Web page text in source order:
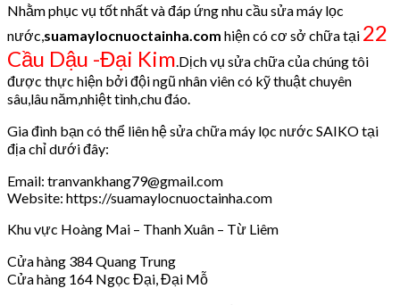
Nhằm phục vụ tốt nhất và đáp ứng nhu cầu sửa máy lọc
nước, suamaylocnuoctainha.com hiện có cơ sở chữa tại 22
Cầu Dậu -Đại Kim .Dịch vụ sửa chữa của chúng tôi
được thực hiện bởi đội ngũ nhân viên có kỹ thuật chuyên
sâu,lâu năm,nhiệt tình,chu đáo.
Gia đình bạn có thể liên hệ sửa chữa máy lọc nước SAIKO tại
địa chỉ dưới đây:
Email: tranvankhang79@gmail.com
Website: https://suamaylocnuoctainha.com
Khu vực Hoàng Mai – Thanh Xuân – Từ Liêm
Cửa hàng 384 Quang Trung
Cửa hàng 164 Ngọc Đại, Đại Mỗ